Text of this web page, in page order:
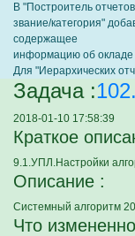
В "Построитель
звание/категория"
содержащее
информацию об окладе
Для "Иерархических
Задача :
2018-01-10 17:58:39
Краткое
9.1.УПЛ.Настройки
Описание :
Системный алгоритм
Что